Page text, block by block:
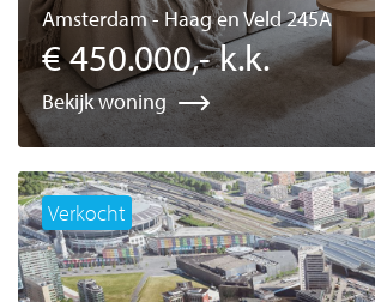
Amsterdam - Haag en Veld 245A
€ 450.000,- k.k.
Bekijk woning
Verkocht